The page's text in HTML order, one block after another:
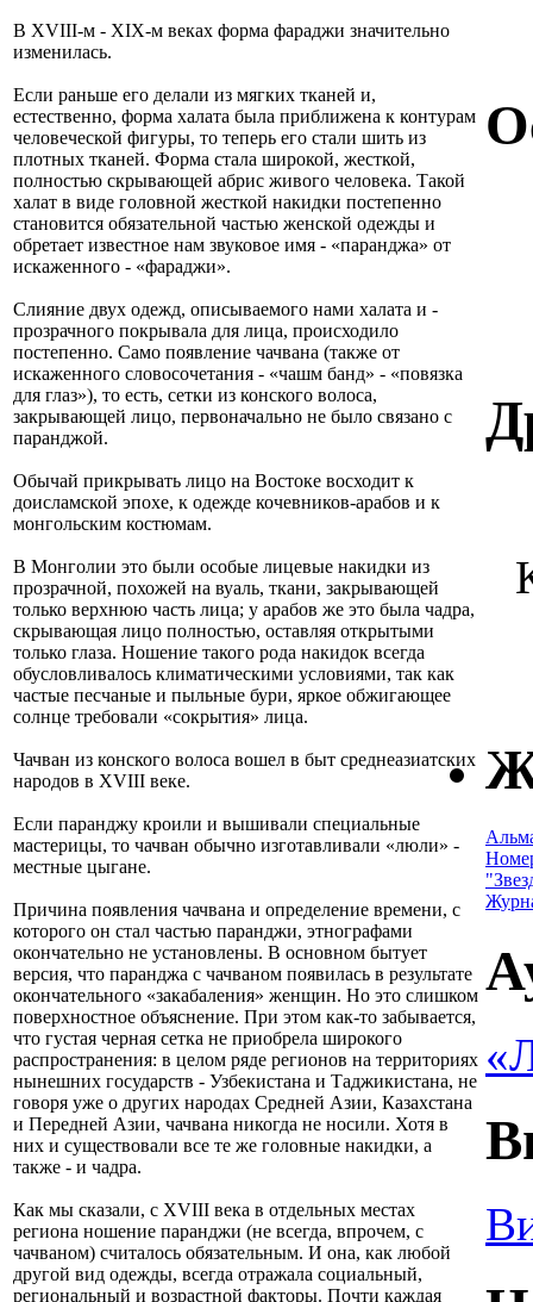
В XVIII-м - XIX-м веках форма фараджи значительно
изменилась.
Если раньше его делали из мягких тканей и,
естественно, форма халата была приближена к контурам
человеческой фигуры, то теперь его стали шить из
плотных тканей. Форма стала широкой, жесткой,
полностью скрывающей абрис живого человека. Такой
халат в виде головной жесткой накидки постепенно
становится обязательной частью женской одежды и
обретает известное нам звуковое имя - «паранджа» от
искаженного - «фараджи».
Слияние двух одежд, описываемого нами халата и -
прозрачного покрывала для лица, происходило
постепенно. Само появление чачвана (также от
искаженного словосочетания - «чашм банд» - «повязка
для глаз»), то есть, сетки из конского волоса,
закрывающей лицо, первоначально не было связано с
паранджой.
Обычай прикрывать лицо на Востоке восходит к
доисламской эпохе, к одежде кочевников-арабов и к
монгольским костюмам.
В Монголии это были особые лицевые накидки из
прозрачной, похожей на вуаль, ткани, закрывающей
только верхнюю часть лица; у арабов же это была чадра,
скрывающая лицо полностью, оставляя открытыми
только глаза. Ношение такого рода накидок всегда
обусловливалось климатическими условиями, так как
частые песчаные и пыльные бури, яркое обжигающее
солнце требовали «сокрытия» лица.
Чачван из конского волоса вошел в быт среднеазиатских
народов в XVIII веке.
Если паранджу кроили и вышивали специальные
мастерицы, то чачван обычно изготавливали «люли» -
местные цыгане.
Причина появления чачвана и определение времени, с
которого он стал частью паранджи, этнографами
окончательно не установлены. В основном бытует
версия, что паранджа с чачваном появилась в результате
окончательного «закабаления» женщин. Но это слишком
поверхностное объяснение. При этом как-то забывается,
что густая черная сетка не приобрела широкого
распространения: в целом ряде регионов на территориях
нынешних государств - Узбекистана и Таджикистана, не
говоря уже о других народах Средней Азии, Казахстана
и Передней Азии, чачвана никогда не носили. Хотя в
них и существовали все те же головные накидки, а
также - и чадра.
Как мы сказали, с XVIII века в отдельных местах
региона ношение паранджи (не всегда, впрочем, с
чачваном) считалось обязательным. И она, как любой
другой вид одежды, всегда отражала социальный,
региональный и возрастной факторы. Почти каждая